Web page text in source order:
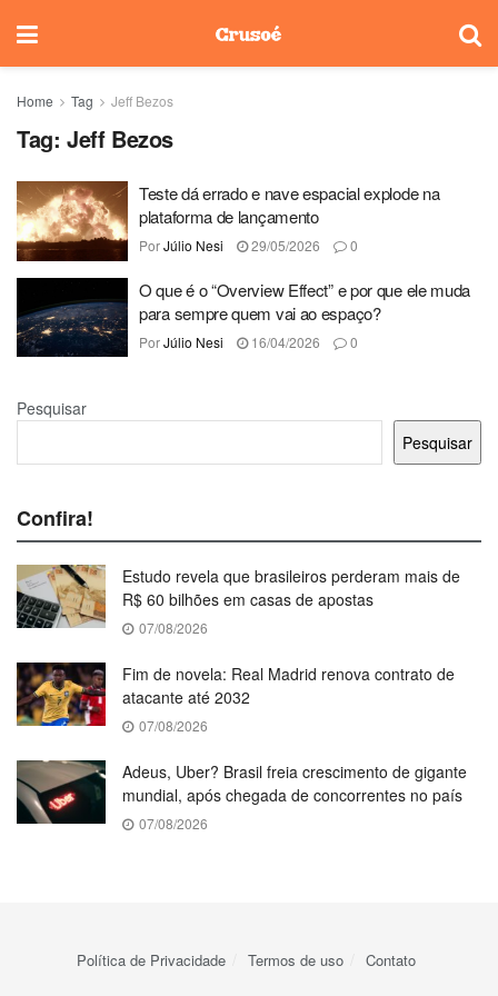
Home Tag Jeff Bezos
Tag: Jeff Bezos
Teste dá errado e nave espacial explode na
plataforma de lançamento
PorJúlio Nesi 29/05/2026 0
O que é o “Overview Effect” e por que ele muda
para sempre quem vai ao espaço?
PorJúlio Nesi 16/04/2026 0
Pesquisar
Pesquisar
Confira!
Estudo revela que brasileiros perderam mais de
R$ 60 bilhões em casas de apostas
07/08/2026
Fim de novela: Real Madrid renova contrato de
atacante até 2032
07/08/2026
Adeus, Uber? Brasil freia crescimento de gigante
mundial, após chegada de concorrentes no país
07/08/2026
Política de Privacidade Termos de uso Contato